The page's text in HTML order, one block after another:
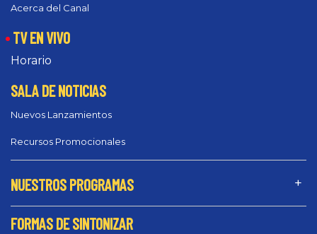
Acerca del Canal
TV EN VIVO
Horario
SALA DE NOTICIAS
Nuevos Lanzamientos
Recursos Promocionales
NUESTROS PROGRAMAS
FORMAS DE SINTONIZAR